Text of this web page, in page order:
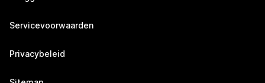
Servicevoorwaarden
Privacybeleid